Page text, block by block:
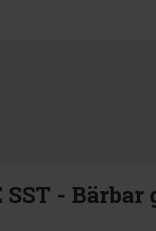
SST -